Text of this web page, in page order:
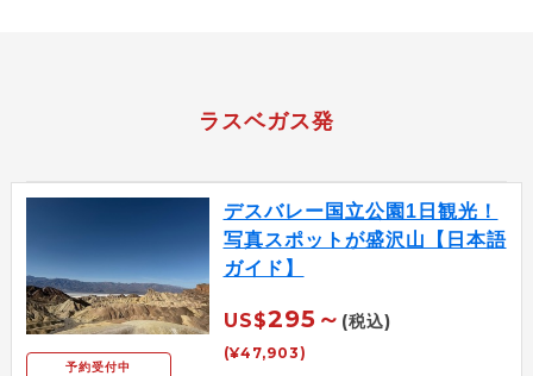
ラスベガス発
予約受付中
デスバレー国立公園1日観光！
写真スポットが盛沢山【日本語
ガイド】
US$295～ (税込)
(¥47,903)